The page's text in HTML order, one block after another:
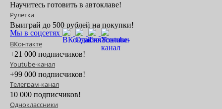
Научитесь готовить в автоклаве!
Рулетка
Выиграй до 500 рублей на покупки!
Мы в соцсетях
ВКонтакте
+21 000 подписчиков!
Youtube-канал
+99 000 подписчиков!
Телеграм-канал
10 000 подписчиков!
Одноклассники